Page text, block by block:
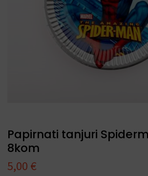
Papirnati tanjuri
8kom
5,00 €